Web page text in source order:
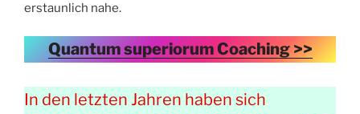
erstaunlich nahe.
Quantum superiorum Coaching >>
In den letzten Jahren haben sich